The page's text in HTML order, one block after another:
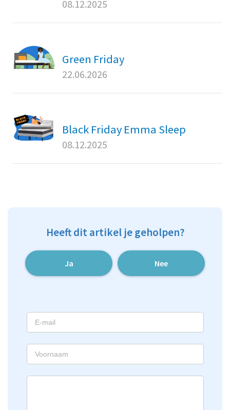
08.12.2025
Green Friday
22.06.2026
Black Friday Emma Sleep
08.12.2025
Heeft dit artikel je geholpen?
Ja Nee